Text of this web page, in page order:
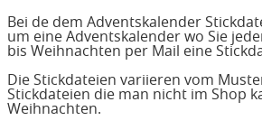
Bei de dem Adventskalender
um eine Adventskalender wo Sie
bis Weihnachten per Mail eine
Die Stickdateien variieren vom
Stickdateien die man nicht im Shop
Weihnachten.